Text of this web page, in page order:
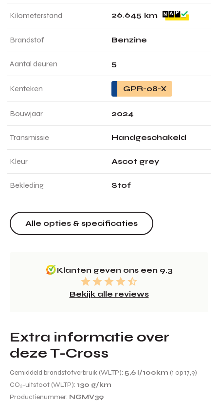
Kilometerstand 26.645 km
Brandstof Benzine
Aantal deuren 5
Kenteken GPR-08-X
Bouwjaar 2024
Transmissie Handgeschakeld
Kleur Ascot grey
Bekleding Stof
Alle opties & specificaties
Klanten geven ons een 9.3
Bekijk alle reviews
Extra informatie over
deze T-Cross
Gemiddeld brandstofverbruik (WLTP): 5,6 l/100km (1 op 17,9)
CO₂-uitstoot (WLTP): 130 g/km
Productienummer: NGMV39